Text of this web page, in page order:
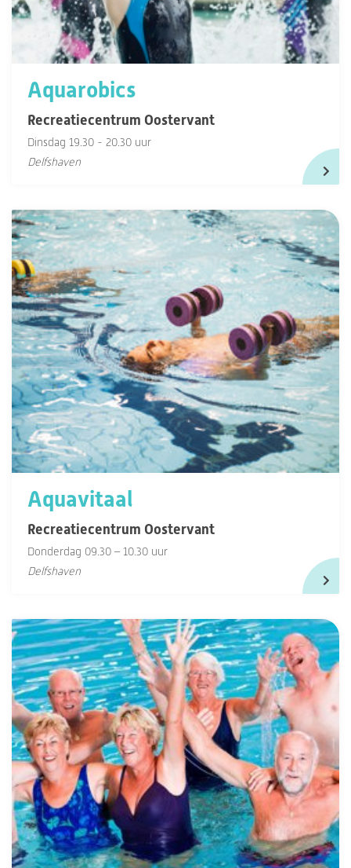
Aquarobics
Recreatiecentrum Oostervant
Dinsdag 19.30 - 20.30 uur
Delfshaven
Aquavitaal
Recreatiecentrum Oostervant
Donderdag 09.30 – 10.30 uur
Delfshaven